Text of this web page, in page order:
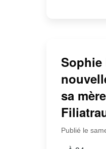
Sophie
sa
Publié le